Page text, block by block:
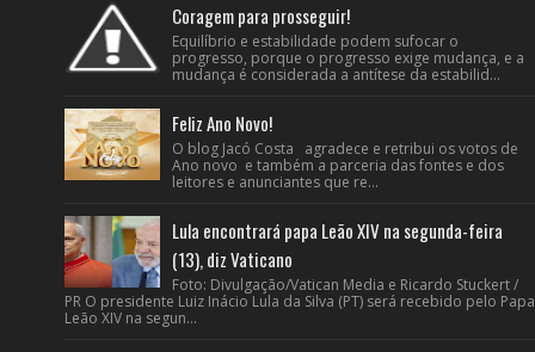
Coragem para prosseguir!
Equilíbrio e estabilidade podem sufocar o
progresso, porque o progresso exige mudança, e a
mudança é considerada a antítese da estabilid...
Feliz Ano Novo!
O blog Jacó Costa agradece e retribui os votos de
Ano novo e também a parceria das fontes e dos
leitores e anunciantes que re...
Lula encontrará papa Leão XIV na segunda-feira
(13), diz Vaticano
Foto: Divulgação/Vatican Media e Ricardo Stuckert /
PR O presidente Luiz Inácio Lula da Silva (PT) será recebido pelo Papa
Leão XIV na segun...